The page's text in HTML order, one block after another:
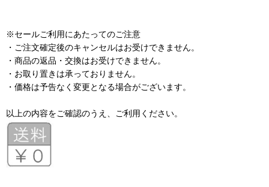
※セールご利用にあたってのご注意
・ご注文確定後のキャンセルはお受けできません。
・商品の返品・交換はお受けできません。
・お取り置きは承っておりません。
・価格は予告なく変更となる場合がございます。
以上の内容をご確認のうえ、ご利用ください。